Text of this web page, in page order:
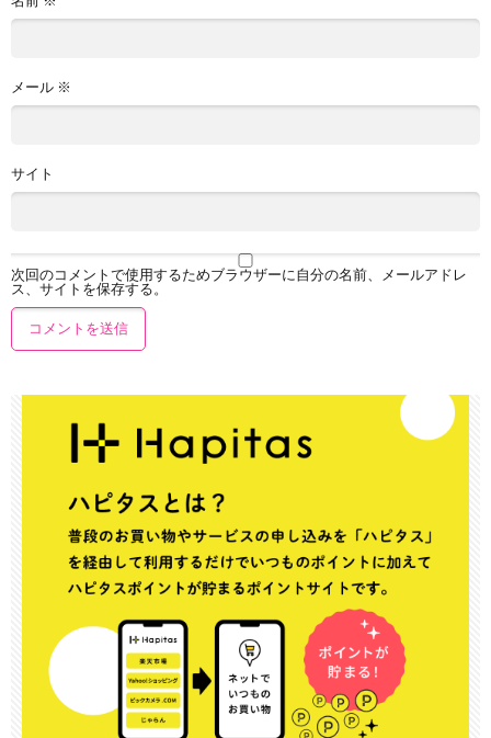
メール ※
サイト
次回のコメントで使用するためブラウザーに自分の名前、メールアドレ
ス、サイトを保存する。